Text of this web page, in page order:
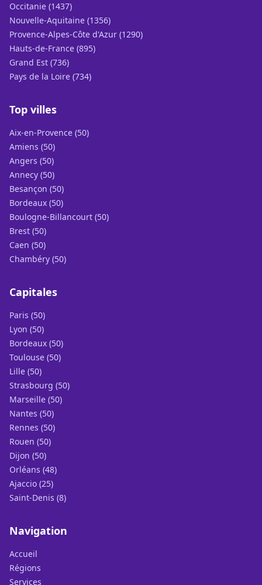
Occitanie (1437)
Nouvelle-Aquitaine (1356)
Provence-Alpes-Côte d'Azur (1290)
Hauts-de-France (895)
Grand Est (736)
Pays de la Loire (734)
Top villes
Aix-en-Provence (50)
Amiens (50)
Angers (50)
Annecy (50)
Besançon (50)
Bordeaux (50)
Boulogne-Billancourt (50)
Brest (50)
Caen (50)
Chambéry (50)
Capitales
Paris (50)
Lyon (50)
Bordeaux (50)
Toulouse (50)
Lille (50)
Strasbourg (50)
Marseille (50)
Nantes (50)
Rennes (50)
Rouen (50)
Dijon (50)
Orléans (48)
Ajaccio (25)
Saint-Denis (8)
Navigation
Accueil
Régions
Services